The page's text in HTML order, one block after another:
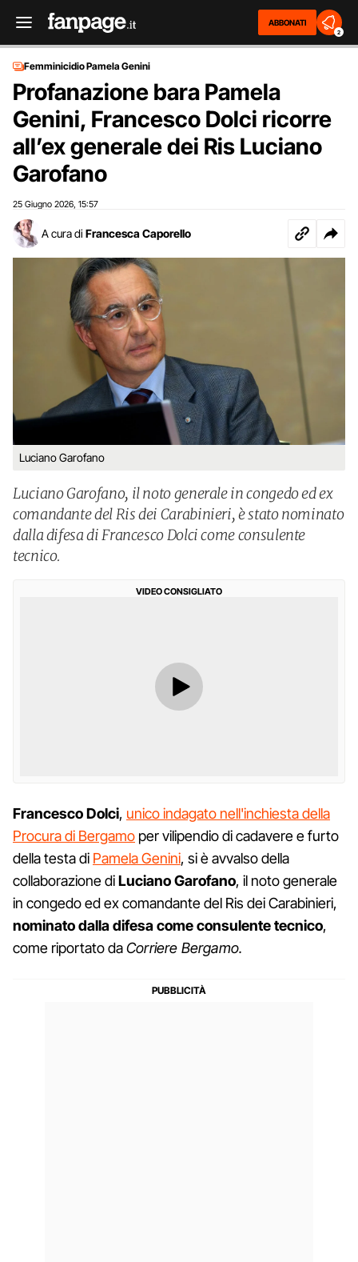
ABBONATI
2
Femminicidio Pamela Genini
Profanazione bara Pamela
Genini, Francesco Dolci ricorre
all’ex generale dei Ris Luciano
Garofano
25 Giugno 2026 15:57
A cura di Francesca Caporello
Luciano Garofano
Luciano Garofano, il noto generale in congedo ed ex
comandante del Ris dei Carabinieri, è stato nominato
dalla difesa di Francesco Dolci come consulente
tecnico.
VIDEO CONSIGLIATO
Francesco Dolci, unico indagato nell'inchiesta della
Procura di Bergamo per vilipendio di cadavere e furto
della testa di Pamela Genini, si è avvalso della
collaborazione diLuciano Garofano, il noto generale
in congedo ed ex comandante del Ris dei Carabinieri,
nominato dalla difesa come consulente tecnico,
come riportato daCorriere Bergamo.